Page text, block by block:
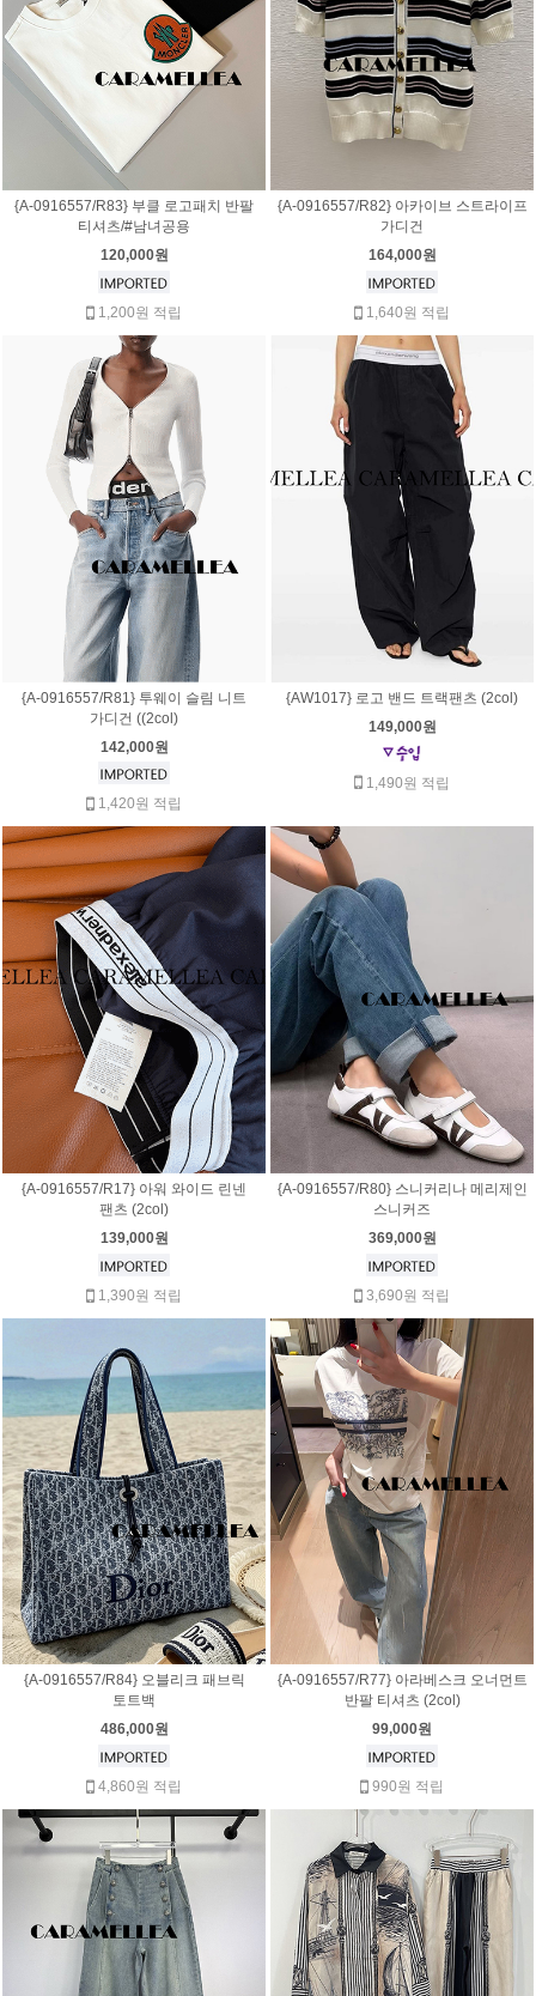
{A-0916557/R83} 부클 로고패치 반팔
티셔츠/#남녀공용
120,000원
1,200원 적립
{A-0916557/R82} 아카이브 스트라이프
가디건
164,000원
1,640원 적립
{A-0916557/R81} 투웨이 슬림 니트
가디건 ((2col)
142,000원
1,420원 적립
{AW1017} 로고 밴드 트랙팬츠 (2col)
149,000원
1,490원 적립
{A-0916557/R17} 아워 와이드 린넨
팬츠 (2col)
139,000원
1,390원 적립
{A-0916557/R80} 스니커리나 메리제인
스니커즈
369,000원
3,690원 적립
{A-0916557/R84} 오블리크 패브릭
토트백
486,000원
4,860원 적립
{A-0916557/R77} 아라베스크 오너먼트
반팔 티셔츠 (2col)
99,000원
990원 적립